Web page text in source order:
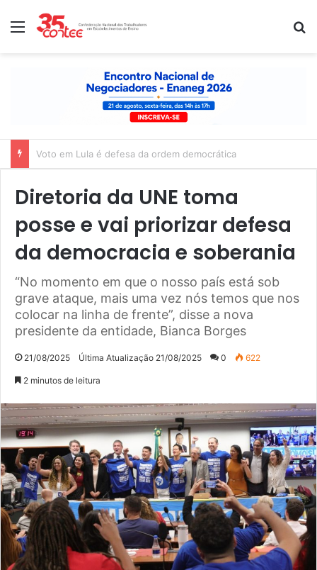
Menu
Nota de solidariedade ao povo venezuelano
Diretoria da UNE toma
posse e vai priorizar defesa
da democracia e soberania
“No momento em que o nosso país está sob
grave ataque, mais uma vez nós temos que nos
colocar na linha de frente”, disse a nova
presidente da entidade, Bianca Borges
21/08/2025 Última Atualização 21/08/2025 0 622
2 minutos de leitura